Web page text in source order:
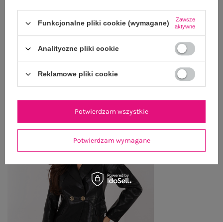
ZWROTY I REKLAMACJE
OSTATNIO OGLĄDANE
Zobacz wszystko
Funkcjonalne pliki cookie (wymagane)
Zawsze
aktywne
Analityczne pliki cookie
Reklamowe pliki cookie
Potwierdzam wymagane
Potwierdzam wszystkie